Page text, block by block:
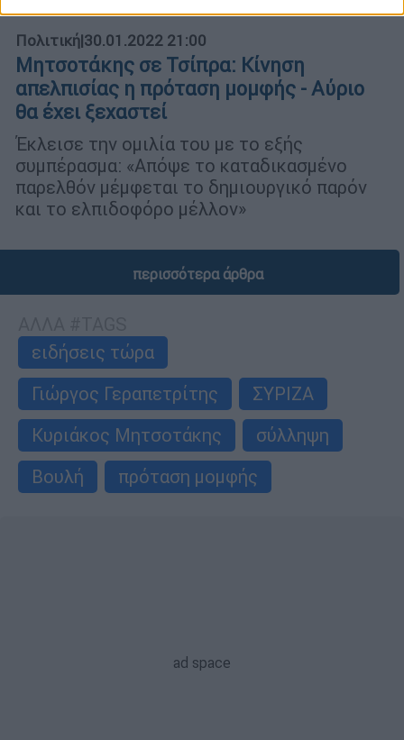
Πολιτική|30.01.2022 21:00
Μητσοτάκης σε Τσίπρα: Κίνηση
απελπισίας η πρόταση μομφής - Αύριο
θα έχει ξεχαστεί
Έκλεισε την ομιλία του με το εξής
συμπέρασμα: «Απόψε το καταδικασμένο
παρελθόν μέμφεται το δημιουργικό παρόν
και το ελπιδοφόρο μέλλον»
περισσότερα άρθρα
ειδήσεις τώρα
Γιώργος Γεραπετρίτης
ΣΥΡΙΖΑ
Κυριάκος Μητσοτάκης
σύλληψη
Βουλή
πρόταση μομφής